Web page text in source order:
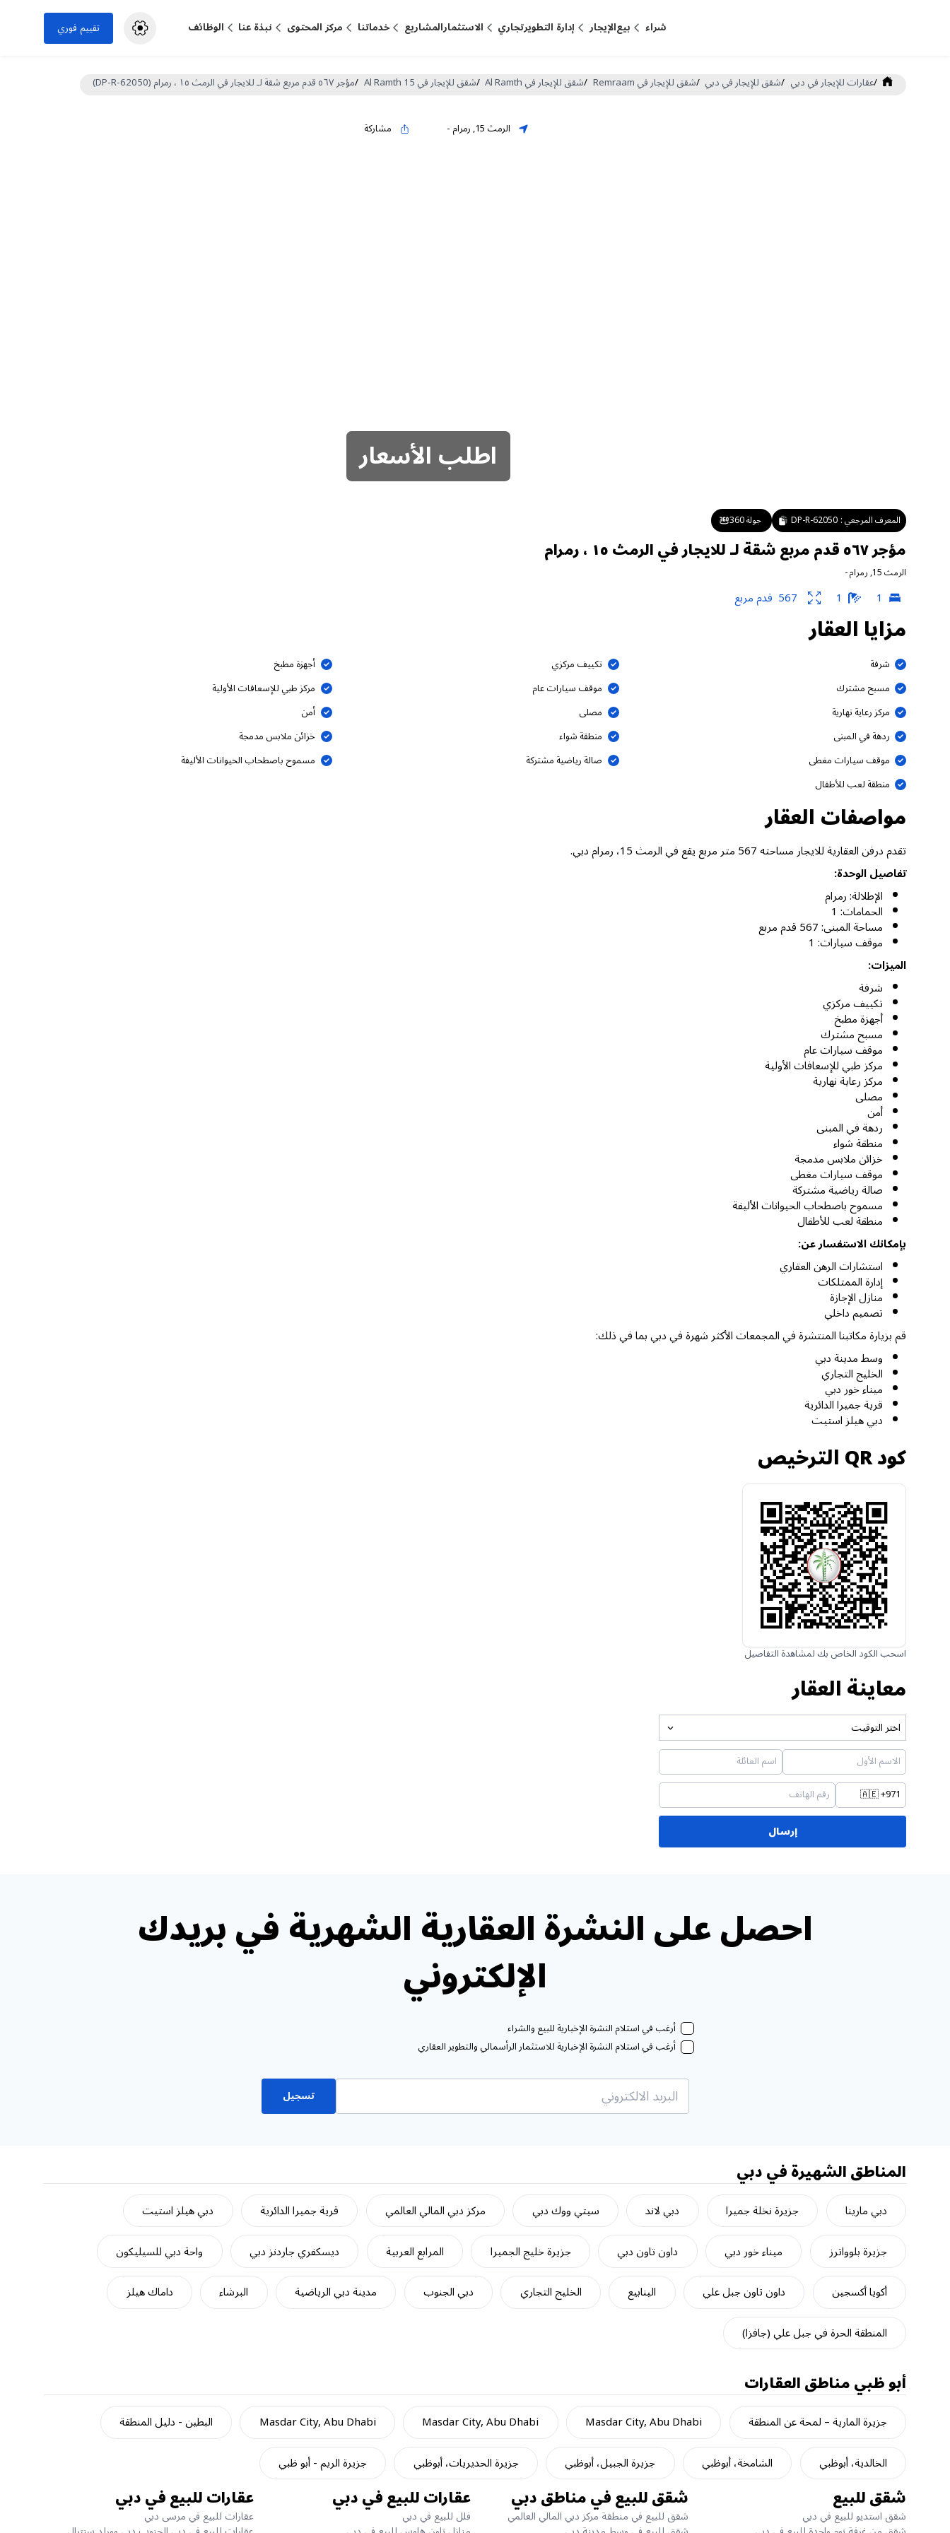
شراء بيعالإيجار إدارة التطويرتجاري الاستثمارالمشاريع خدماتنا مركز المحتوى نبذة عنا الوظائف تقييم فوري
/عقارات للإيجار في دبي /شقق للإيجار في دبي /شقق للإيجار في Remraam /شقق للإيجار في Al Ramth /شقق للإيجار في Al Ramth 15 /مؤجر ٥٦٧ قدم مربع شقة لـ للايجار في الرمث ١٥ ، رمرام (DP-R-62050)
الرمث 15 ,رمرام- مشاركة
اطلب الأسعار
المعرف المرجعي : DP-R-62050 جولة 360
مؤجر ٥٦٧ قدم مربع شقة لـ للايجار في الرمث ١٥ ، رمرام
الرمث 15 ,رمرام-
1
1
567 قدم مربع
مزايا العقار
شرفة تكييف مركزي
أجهزة مطبخ
مسبح مشترك
موقف سيارات عام
مركز طبي للإسعافات الأولية
مركز رعاية نهارية
مصلى
أمن
ردهة في المبنى
منطقة شواء
خزائن ملابس مدمجة
موقف سيارات مغطى
صالة رياضية مشتركة
مسموح باصطحاب الحيوانات الأليفة
منطقة لعب للأطفال
مواصفات العقار
تقدم درفن العقارية للايجار مساحته 567 متر مربع يقع في الرمث 15، رمرام دبي.
تفاصيل الوحدة:
الإطلالة: رمرام
الحمامات: 1
مساحة المبنى: 567 قدم مربع
موقف سيارات: 1
الميزات:
شرفة
تكييف مركزي
أجهزة مطبخ
مسبح مشترك
موقف سيارات عام
مركز طبي للإسعافات الأولية
مركز رعاية نهارية
مصلى
أمن
ردهة في المبنى
منطقة شواء
خزائن ملابس مدمجة
موقف سيارات مغطى
صالة رياضية مشتركة
مسموح باصطحاب الحيوانات الأليفة
منطقة لعب للأطفال
بإمكانك الاستفسار عن:
استشارات الرهن العقاري
إدارة الممتلكات
منازل الإجازة
تصميم داخلي
قم بزيارة مكاتبنا المنتشرة في المجمعات الأكثر شهرة في دبي بما في ذلك:
وسط مدينة دبي
الخليج التجاري
ميناء خور دبي
قرية جميرا الدائرية
دبي هيلز استيت
كود QR الترخيص
اسحب الكود الخاص بك لمشاهدة التفاصيل
معاينة العقار
اختر التوقيت
🇦🇪+971
إرسال
احصل على النشرة العقارية الشهرية في بريدك
الإلكتروني
أرغب في استلام النشرة الإخبارية للبيع والشراء
أرغب في استلام النشرة الإخبارية للاستثمار الرأسمالي والتطوير العقاري
تسجيل
المناطق الشهيرة في دبي
دبي مارينا جزيرة نخلة جميرا دبي لاند سيتي ووك دبي مركز دبي المالي العالمي قرية جميرا الدائرية
دبي هيلز استيت
جزيرة بلوواترز
ميناء خور دبي داون تاون دبي جزيرة خليج الجميرا المرابع العربية ديسكفري جاردنز دبي
واحة دبي للسيليكون
أكويا أكسجين
داون تاون جبل علي الينابيع الخليج التجاري دبي الجنوب مدينة دبي الرياضية البرشاء
داماك هيلز
المنطقة الحرة في جبل علي (جافزا)
أبو ظبيمناطق العقارات
جزيرة المارية – لمحة عن المنطقة Masdar City, Abu Dhabi
Masdar City, Abu Dhabi
Masdar City, Abu Dhabi
البطين - دليل المنطقة
الخالدية، أبوظبي
الشامخة، أبوظبي جزيرة الجبيل، أبوظبي جزيرة الحديريات، أبوظبي جزيرة الريم - أبو ظبي
شقق للبيع
شقق استديو للبيع في دبي
شقق للبيع في مناطق دبي
شقق للبيع في منطقة مركز دبي المالي العالمي
عقارات للبيع في دبي
فلل للبيع في دبي
عقارات للبيع في دبي
عقارات للبيع في مرسى دبي